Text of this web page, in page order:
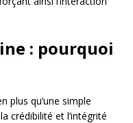
: pourquoi
plus qu’une simple
crédibilité et l’intégrité